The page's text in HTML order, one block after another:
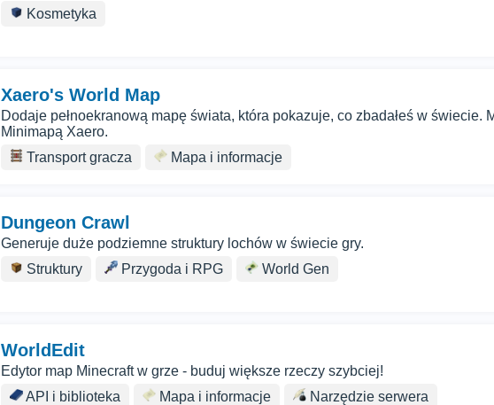
Kosmetyka
Xaero's World Map
Dodaje pełnoekranową mapę świata, która pokazuje, co zbadałeś w świecie.
Minimapą Xaero.
Transport gracza
Mapa i informacje
Dungeon Crawl
Generuje duże podziemne struktury lochów w świecie gry.
Struktury
Przygoda i RPG World Gen
WorldEdit
Edytor map Minecraft w grze - buduj większe rzeczy szybciej!
API i biblioteka
Mapa i informacje Narzędzie serwera